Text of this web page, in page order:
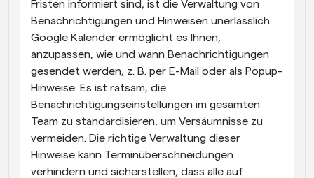
Fristen informiert sind, ist die Verwaltung von
Benachrichtigungen und Hinweisen unerlässlich.
Google Kalender ermöglicht es Ihnen,
anzupassen, wie und wann Benachrichtigungen
gesendet werden, z. B. per E-Mail oder als Popup-
Hinweise. Es ist ratsam, die
Benachrichtigungseinstellungen im gesamten
Team zu standardisieren, um Versäumnisse zu
vermeiden. Die richtige Verwaltung dieser
Hinweise kann Terminüberschneidungen
verhindern und sicherstellen, dass alle auf